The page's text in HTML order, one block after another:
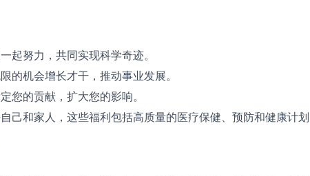
起努力，共同实现科学奇迹。
的机会增长才干，推动事业发展。
您的贡献，扩大您的影响。
己和家人，这些福利包括高质量的医疗保健、预防和健康计划